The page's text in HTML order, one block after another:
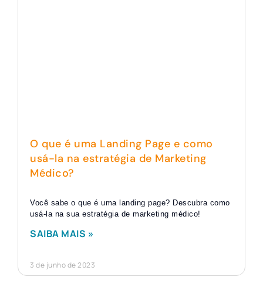
O que é uma Landing Page e como
usá-la na estratégia de Marketing
Médico?
Você sabe o que é uma landing page? Descubra como
usá-la na sua estratégia de marketing médico!
SAIBA MAIS »
3 de junho de 2023